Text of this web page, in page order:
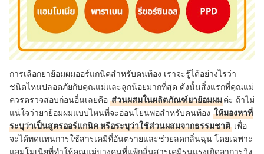
การเลือกยาย้อมผมออร์แกนิคสำหรับคนท้อง เราจะรู้ได้อย่างไรว่า
ชนิดไหนปลอดภัยกับคุณแม่และลูกน้อยมากที่สุด ดังนั้นสิ่งแรกที่คุณแม่
ควรตรวจสอบก่อนอื่นเลยคือ ส่วนผสมในผลิตภัณฑ์ยาย้อมผมค่ะ ถ้าไม่
แน่ใจว่ายาย้อมผมแบบไหนที่จะอ่อนโยนพอสำหรับคนท้อง ให้มองหาที่
ระบุว่าเป็นสูตรออร์แกนิค หรือระบุว่าใช้ส่วนผสมจากธรรมชาติ เพื่อ
จะได้ทดแทนการใช้สารเคมีที่อันตรายและช่วยลดกลิ่นฉุน โดยเฉพาะ
แอมโมเนียที่ทำให้คุณแม่บางคนที่แพ้กลิ่นสารเคมีรุนแรงเกิดอาการวิง